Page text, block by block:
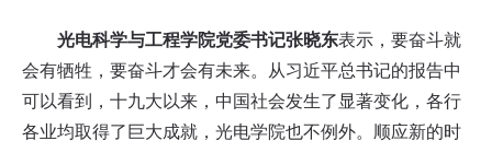
光电科学与工程学院党委书记张晓东表示，要奋斗就
会有牺牲，要奋斗才会有未来。从习近平总书记的报告中
可以看到，十九大以来，中国社会发生了显著变化，各行
各业均取得了巨大成就，光电学院也不例外。顺应新的时